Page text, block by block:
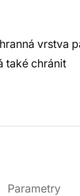
vrstva
také chránit
Parametry